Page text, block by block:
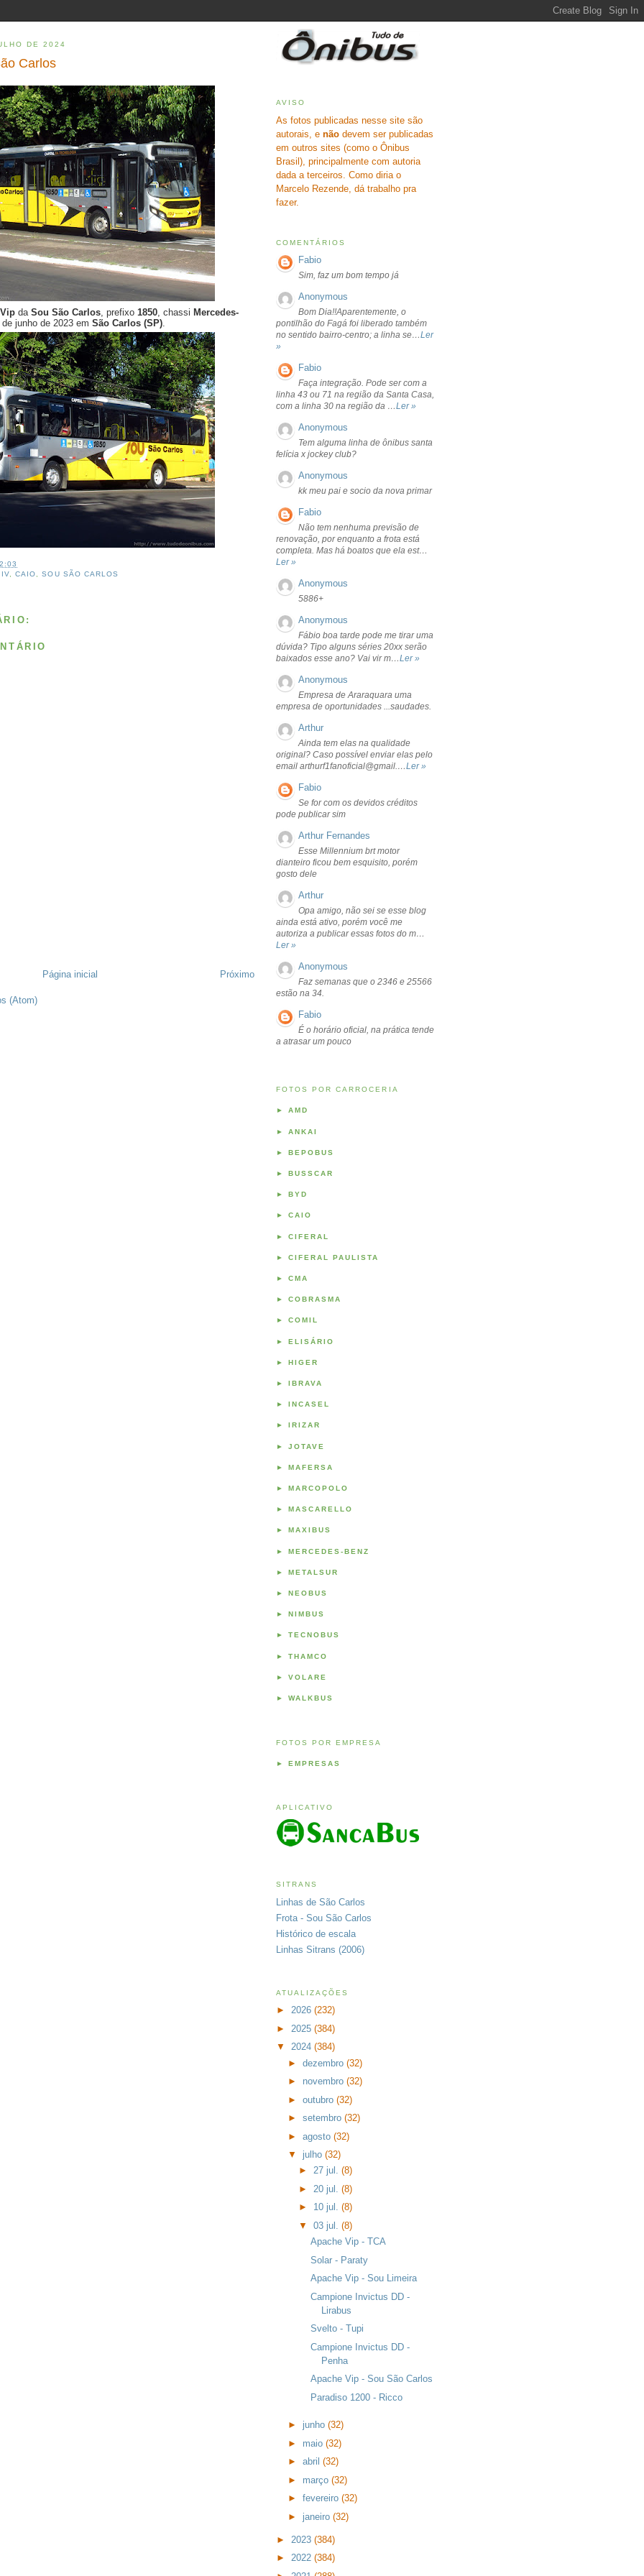
DE 2024
Carlos
da Sou São Carlos, prefixo 1850, chassi Mercedes-
junho de 2023 em São Carlos (SP).
IV ,CAIO ,SOU SÃO CARLOS
Próximo
Página inicial
(Atom)
AVISO
As fotos publicadas nesse site são
autorais, e não devem ser publicadas
em outros sites (como o Ônibus
Brasil), principalmente com autoria
dada a terceiros. Como diria o
Marcelo Rezende, dá trabalho pra
fazer.
COMENTÁRIOS
Fabio
Sim, faz um bom tempo já
Anonymous
Bom Dia!!Aparentemente, o
pontilhão do Fagá foi liberado também
no sentido bairro-centro; a linha se…Ler
»
Fabio
Faça integração. Pode ser com a
linha 43 ou 71 na região da Santa Casa,
com a linha 30 na região da …Ler »
Anonymous
Tem alguma linha de ônibus santa
felícia x jockey club?
Anonymous
kk meu pai e socio da nova primar
Fabio
Não tem nenhuma previsão de
renovação, por enquanto a frota está
completa. Mas há boatos que ela est…
Ler »
Anonymous
5886+
Anonymous
Fábio boa tarde pode me tirar uma
dúvida? Tipo alguns séries 20xx serão
baixados esse ano? Vai vir m…Ler »
Anonymous
Empresa de Araraquara uma
empresa de oportunidades ...saudades.
Arthur
Ainda tem elas na qualidade
original? Caso possível enviar elas pelo
email arthurf1fanoficial@gmail.…Ler »
Fabio
Se for com os devidos créditos
pode publicar sim
Arthur Fernandes
Esse Millennium brt motor
dianteiro ficou bem esquisito, porém
gosto dele
Arthur
Opa amigo, não sei se esse blog
ainda está ativo, porém você me
autoriza a publicar essas fotos do m…
Ler »
Anonymous
Faz semanas que o 2346 e 25566
estão na 34.
Fabio
É o horário oficial, na prática tende
a atrasar um pouco
FOTOS POR CARROCERIA
► AMD
► ANKAI
► BEPOBUS
► BUSSCAR
► BYD
► CAIO
► CIFERAL
► CIFERAL PAULISTA
► CMA
► COBRASMA
► COMIL
► ELISÁRIO
► HIGER
► IBRAVA
► INCASEL
► IRIZAR
► JOTAVE
► MAFERSA
► MARCOPOLO
► MASCARELLO
► MAXIBUS
► MERCEDES-BENZ
► METALSUR
► NEOBUS
► NIMBUS
► TECNOBUS
► THAMCO
► VOLARE
► WALKBUS
FOTOS POR EMPRESA
► EMPRESAS
APLICATIVO
SITRANS
Linhas de São Carlos
Frota - Sou São Carlos
Histórico de escala
Linhas Sitrans (2006)
ATUALIZAÇÕES
► 2026 (232)
► 2025 (384)
▼ 2024 (384)
► dezembro (32)
► novembro (32)
► outubro (32)
► setembro (32)
► agosto (32)
▼ julho (32)
►27 jul.(8)
► 20 jul.(8)
► 10 jul.(8)
▼03 jul.(8)
Apache Vip - TCA
Solar - Paraty
Apache Vip - Sou Limeira
Campione Invictus DD -
Lirabus
Svelto - Tupi
Campione Invictus DD -
Penha
Apache Vip - Sou São Carlos
Paradiso 1200 - Ricco
► junho (32)
► maio (32)
► abril (32)
► março (32)
► fevereiro (32)
► janeiro (32)
► 2023 (384)
► 2022 (384)